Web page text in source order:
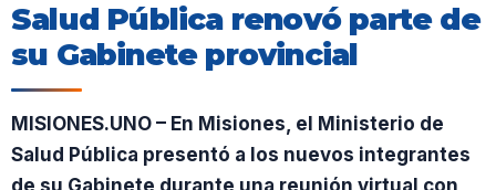
Salud Pública renovó parte de
su Gabinete provincial
MISIONES.UNO – En Misiones, el Ministerio de
Salud Pública presentó a los nuevos integrantes
de su Gabinete durante una reunión virtual con